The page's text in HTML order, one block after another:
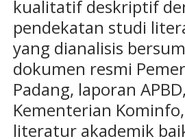
kualitatif deskriptif
pendekatan studi
yang dianalisis
dokumen resmi
Padang, laporan
Kementerian
literatur akademik